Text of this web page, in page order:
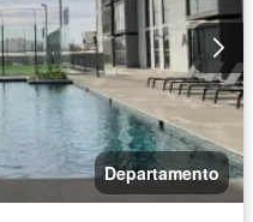
Departamento